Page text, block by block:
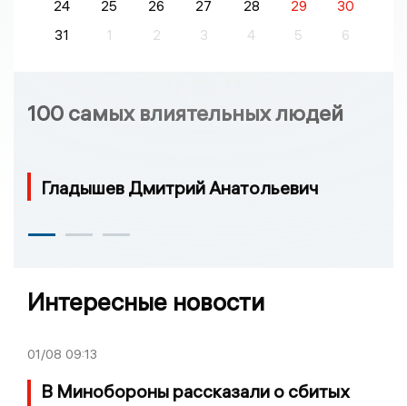
24 25 26 27 28 29
30
31
1 2 3 4 5 6
100 самых влиятельных людей
Гладышев Дмитрий Анатольевич
Интересные новости
01/08 09:13
В Минобороны рассказали о сбитых